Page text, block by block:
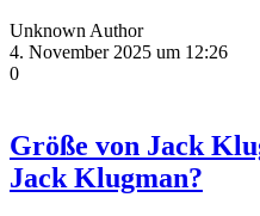
Unknown Author
4. November 2025 um 12:26
0
Größe von Jack
Jack Klugman?